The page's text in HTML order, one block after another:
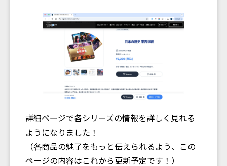
詳細ページで各シリーズの情報を詳しく見れる
ようになりました！
（各商品の魅了をもっと伝えられるよう、この
ページの内容はこれから更新予定です！）